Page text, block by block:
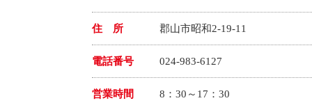
住 所 郡山市昭和2-19-11
電話番号 024-983-6127
営業時間 8：30～17：30